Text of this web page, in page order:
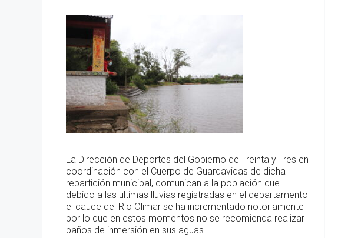
La Dirección de Deportes del Gobierno de Treinta y Tres en
coordinación con el Cuerpo de Guardavidas de dicha
repartición municipal, comunican a la población que
debido a las ultimas lluvias registradas en el departamento
el cauce del Rio Olimar se ha incrementado notoriamente
por lo que en estos momentos no se recomienda realizar
baños de inmersión en sus aguas.